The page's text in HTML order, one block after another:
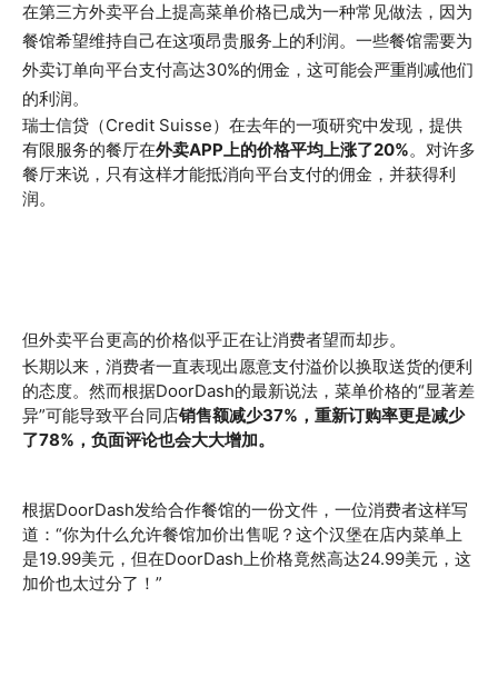
在第三方外卖平台上提高菜单价格已成为一种常见做法，因为
餐馆希望维持自己在这项昂贵服务上的利润。一些餐馆需要为
外卖订单向平台支付高达30%的佣金，这可能会严重削减他们
的利润。
瑞士信贷（Credit Suisse）在去年的一项研究中发现，提供
有限服务的餐厅在外卖APP上的价格平均上涨了20%。对许多
餐厅来说，只有这样才能抵消向平台支付的佣金，并获得利
润。
但外卖平台更高的价格似乎正在让消费者望而却步。
长期以来，消费者一直表现出愿意支付溢价以换取送货的便利
的态度。然而根据DoorDash的最新说法，菜单价格的“显著差
异”可能导致平台同店销售额减少37%，重新订购率更是减少
了78%，负面评论也会大大增加。
根据DoorDash发给合作餐馆的一份文件，一位消费者这样写
道：“你为什么允许餐馆加价出售呢？这个汉堡在店内菜单上
是19.99美元，但在DoorDash上价格竟然高达24.99美元，这
加价也太过分了！”